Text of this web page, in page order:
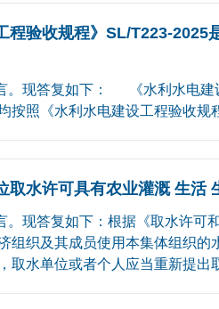
程验收规程》SL/T223-2025
。现答复如下： 《水利水电建
按照《水利水电建设工程验收规
取水许可具有农业灌溉 生活
。现答复如下：根据《取水许可
组织及其成员使用本集体组织
取水单位或者个人应当重新提